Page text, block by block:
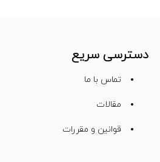
دسترسی سریع
تماس با ما
مقالات
قوانین و مقررات